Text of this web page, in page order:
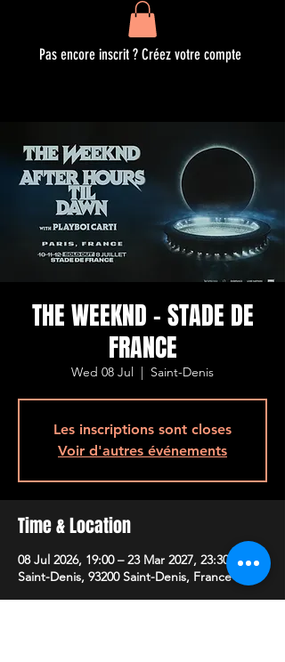
Pas encore inscrit ? Créez votre compte
THE WEEKND - STADE DE
FRANCE
Wed 08 Jul
  |
Saint-Denis
Les inscriptions sont closes
Voir d'autres événements
Time & Location
08 Jul 2026, 19:00 – 23 Mar 2027, 23:30
Saint-Denis, 93200 Saint-Denis, France